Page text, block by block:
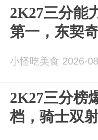
2K27三分能
第一，东契
小怪吃美食 2026-
2K27三分榜
档，骑士双